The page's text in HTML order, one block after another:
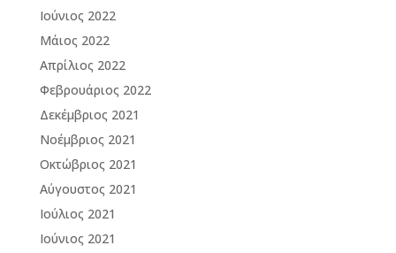
Ιούνιος 2022
Μάιος 2022
Απρίλιος 2022
Φεβρουάριος 2022
Δεκέμβριος 2021
Νοέμβριος 2021
Οκτώβριος 2021
Αύγουστος 2021
Ιούλιος 2021
Ιούνιος 2021